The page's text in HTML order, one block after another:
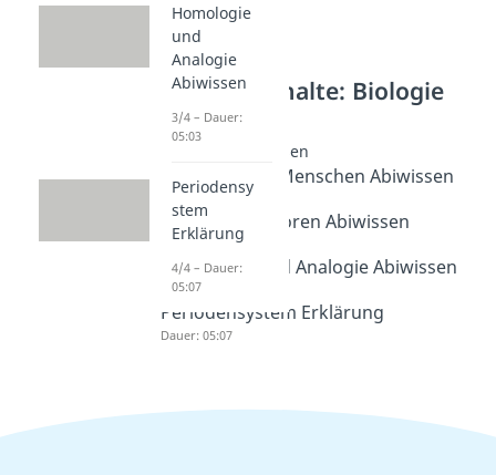
Weitere Inhalte: Biologie
Abiwissen
Evolution Abiwissen
Evolution des Menschen Abiwissen
Evolutionsfaktoren Abiwissen
Dauer: 05:12
Homologie und Analogie Abiwissen
Dauer: 05:03
Periodensystem Erklärung
Dauer: 05:07
Homologie
und
Analogie
Abiwissen
3/4 – Dauer:
05:03
Periodensy
stem
Erklärung
4/4 – Dauer:
05:07